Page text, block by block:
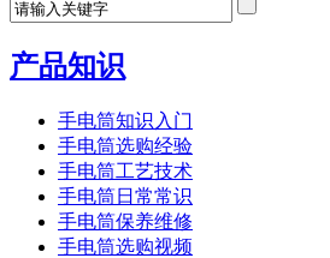
产品知识
手电筒知识入门
手电筒选购经验
手电筒工艺技术
手电筒日常常识
手电筒保养维修
手电筒选购视频